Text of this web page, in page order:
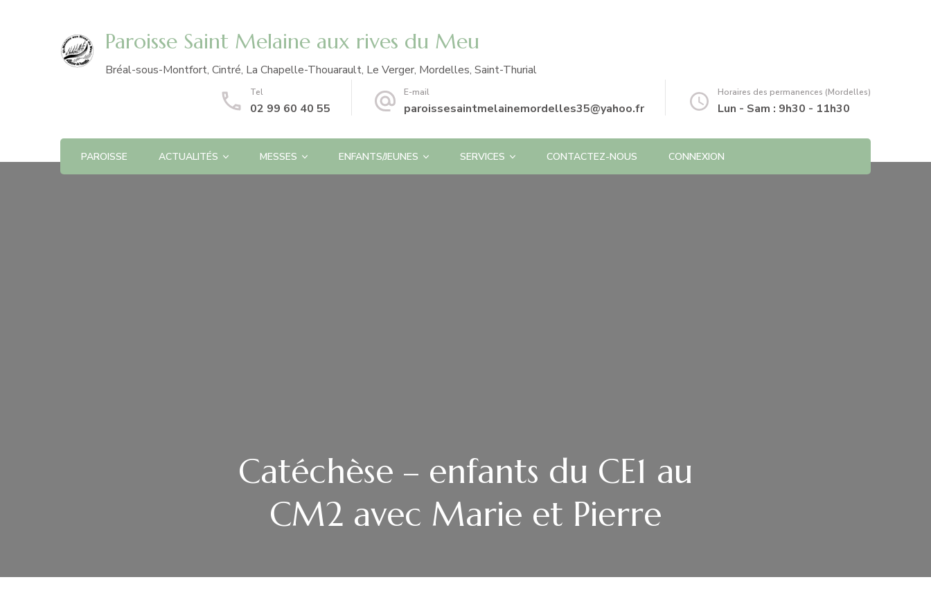
Paroisse Saint Melaine aux rives du Meu
Bréal-sous-Montfort, Cintré, La Chapelle-Thouarault, Le Verger, Mordelles, Saint-Thurial
Tel
02 99 60 40 55
E-mail
paroissesaintmelainemordelles35@yahoo.fr
Horaires des permanences (Mordelles)
Lun - Sam : 9h30 - 11h30
PAROISSE ACTUALITÉS MESSES ENFANTS/JEUNES SERVICES CONTACTEZ-NOUS CONNEXION
Catéchèse – enfants du CE1 au
CM2 avec Marie et Pierre